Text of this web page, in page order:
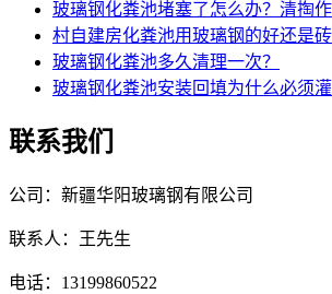
玻璃钢化粪池堵塞了怎么办？清掏
村自建房化粪池用玻璃钢的好还是砖
玻璃钢化粪池多久清理一次？
玻璃钢化粪池安装回填为什么必须灌
联系我们
公司：新疆华阳玻璃钢有限公司
联系人：王先生
电话：13199860522